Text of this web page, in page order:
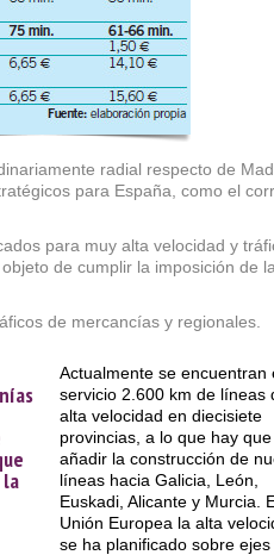
radial respecto de
para España, como el
para muy alta velocidad y
de cumplir la imposición de
de mercancías y regionales.
Actualmente se encuentran
servicio 2.600 km de líneas
alta velocidad en diecisiete
provincias, a lo que hay que
añadir la construcción de
líneas hacia Galicia, León,
Euskadi, Alicante y Murcia.
Unión Europea la alta
se ha planificado sobre ejes